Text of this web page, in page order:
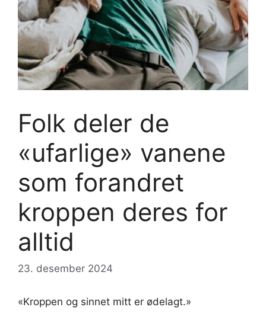
Folk deler de
«ufarlige» vanene
som forandret
kroppen deres for
alltid
23. desember 2024
«Kroppen og sinnet mitt er ødelagt.»